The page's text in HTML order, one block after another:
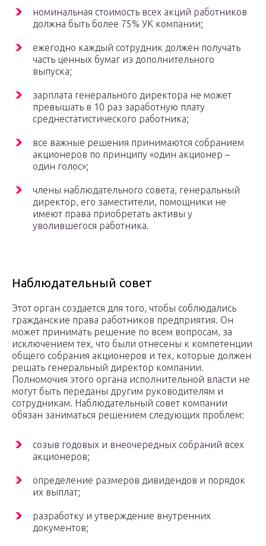
номинальная стоимость всех акций работников
должна быть более 75% УК компании;
ежегодно каждый сотрудник должен получать
часть ценных бумаг из дополнительного
выпуска;
зарплата генерального директора не может
превышать в 10 раз заработную плату
среднестатистического работника;
все важные решения принимаются собранием
акционеров по принципу «один акционер –
один голос»;
члены наблюдательного совета, генеральный
директор, его заместители, помощники не
имеют права приобретать активы у
уволившегося работника.
Наблюдательный совет
Этот орган создается для того, чтобы соблюдались
гражданские права работников предприятия. Он
может принимать решение по всем вопросам, за
исключением тех, что были отнесены к компетенции
общего собрания акционеров и тех, которые должен
решать генеральный директор компании.
Полномочия этого органа исполнительной власти не
могут быть переданы другим руководителям и
сотрудникам. Наблюдательный совет компании
обязан заниматься решением следующих проблем:
созыв годовых и внеочередных собраний всех
акционеров;
определение размеров дивидендов и порядок
их выплат;
разработку и утверждение внутренних
документов;